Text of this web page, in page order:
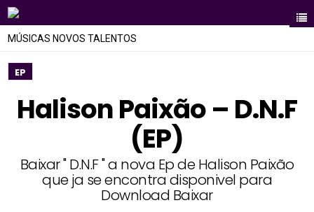
MÚSICAS NOVOS TALENTOS
EP
Halison Paixão – D.N.F
(EP)
Baixar " D.N.F " a nova Ep de Halison Paixão
que ja se encontra disponivel para
Download Baixar